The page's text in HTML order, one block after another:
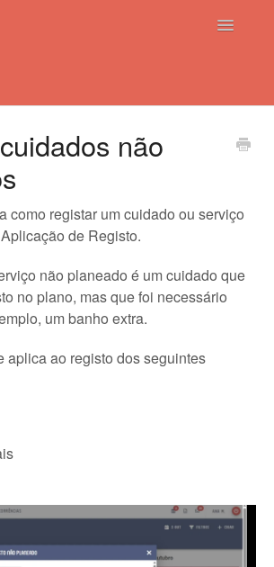
Toggle
Aplicação de Registo
não
como registar um cuidado ou serviço
de Registo.
não planeado é um cuidado que
no plano, mas que foi necessário
um banho extra.
aplica ao registo dos seguintes